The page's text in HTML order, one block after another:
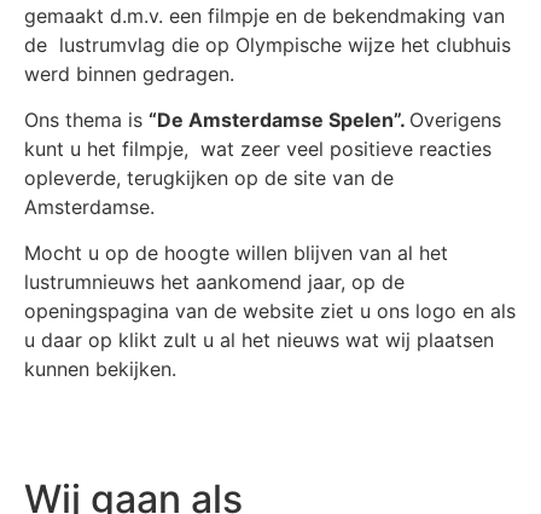
gemaakt d.m.v. een filmpje en de bekendmaking van
de lustrumvlag die op Olympische wijze het clubhuis
werd binnen gedragen.
Ons thema is “De Amsterdamse Spelen”. Overigens
kunt u het filmpje, wat zeer veel positieve reacties
opleverde, terugkijken op de site van de
Amsterdamse.
Mocht u op de hoogte willen blijven van al het
lustrumnieuws het aankomend jaar, op de
openingspagina van de website ziet u ons logo en als
u daar op klikt zult u al het nieuws wat wij plaatsen
kunnen bekijken.
Wij gaan als